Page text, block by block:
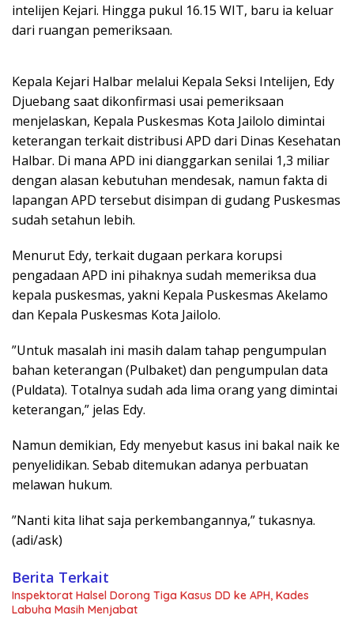
intelijen Kejari. Hingga pukul 16.15 WIT, baru ia keluar
dari ruangan pemeriksaan.
Kepala Kejari Halbar melalui Kepala Seksi Intelijen, Edy
Djuebang saat dikonfirmasi usai pemeriksaan
menjelaskan, Kepala Puskesmas Kota Jailolo dimintai
keterangan terkait distribusi APD dari Dinas Kesehatan
Halbar. Di mana APD ini dianggarkan senilai 1,3 miliar
dengan alasan kebutuhan mendesak, namun fakta di
lapangan APD tersebut disimpan di gudang Puskesmas
sudah setahun lebih.
Menurut Edy, terkait dugaan perkara korupsi
pengadaan APD ini pihaknya sudah memeriksa dua
kepala puskesmas, yakni Kepala Puskesmas Akelamo
dan Kepala Puskesmas Kota Jailolo.
”Untuk masalah ini masih dalam tahap pengumpulan
bahan keterangan (Pulbaket) dan pengumpulan data
(Puldata). Totalnya sudah ada lima orang yang dimintai
keterangan,” jelas Edy.
Namun demikian, Edy menyebut kasus ini bakal naik ke
penyelidikan. Sebab ditemukan adanya perbuatan
melawan hukum.
”Nanti kita lihat saja perkembangannya,” tukasnya.
(adi/ask)
Berita Terkait
Inspektorat Halsel Dorong Tiga Kasus DD ke APH, Kades
Labuha Masih Menjabat